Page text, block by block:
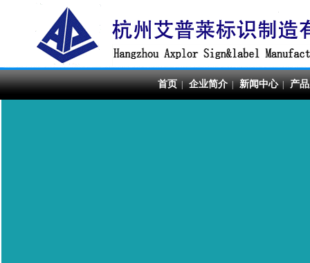
首页|企业简介|新闻中心|产